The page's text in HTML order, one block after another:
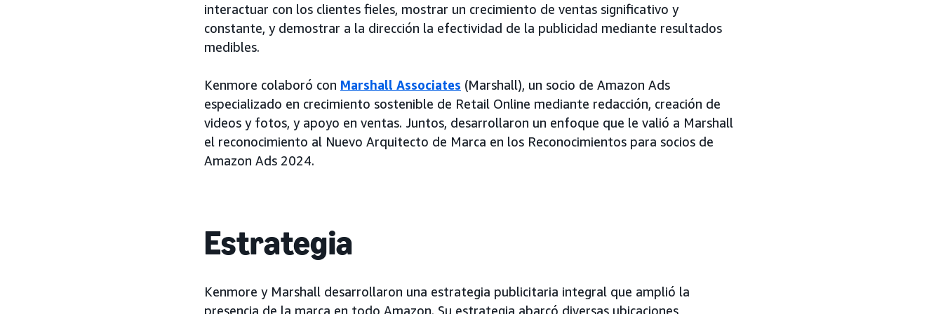
interactuar con los clientes fieles, mostrar un crecimiento de ventas significativo y
constante, y demostrar a la dirección la efectividad de la publicidad mediante resultados
medibles.
Kenmore colaboró con Marshall Associates (Marshall), un socio de Amazon Ads
especializado en crecimiento sostenible de Retail Online mediante redacción, creación de
videos y fotos, y apoyo en ventas. Juntos, desarrollaron un enfoque que le valió a Marshall
el reconocimiento al Nuevo Arquitecto de Marca en los Reconocimientos para socios de
Amazon Ads 2024.
Estrategia
Kenmore y Marshall desarrollaron una estrategia publicitaria integral que amplió la
presencia de la marca en todo Amazon. Su estrategia abarcó diversas ubicaciones